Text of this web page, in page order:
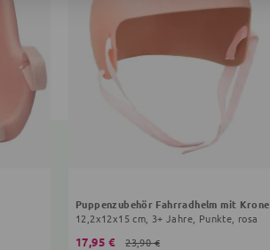
Puppenzubehör Fahrradhelm mit Krone
12,2x12x15 cm, 3+ Jahre, Punkte, rosa
17,95 € 23,90 €